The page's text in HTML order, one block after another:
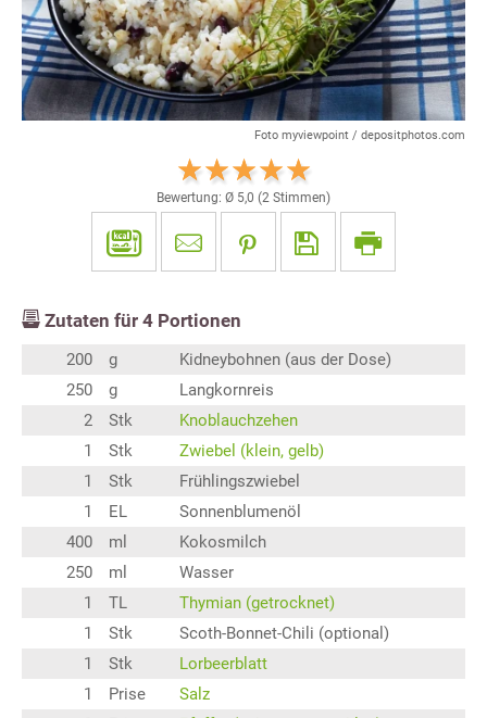
Foto myviewpoint / depositphotos.com
Bewertung: Ø 5,0 (2 Stimmen)
Zutaten für 4 Portionen
200 g
Kidneybohnen (aus der Dose)
250
g
Langkornreis
2
Stk
Knoblauchzehen
1
Stk
Zwiebel (klein, gelb)
1
Stk
Frühlingszwiebel
1
EL
Sonnenblumenöl
400
ml
Kokosmilch
250
ml
Wasser
1
TL
Thymian (getrocknet)
1
Stk
Scoth-Bonnet-Chili (optional)
1
Stk
Lorbeerblatt
1
Prise
Salz